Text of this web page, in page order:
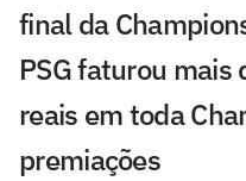
final da
PSG faturou mais
reais em toda
premiações